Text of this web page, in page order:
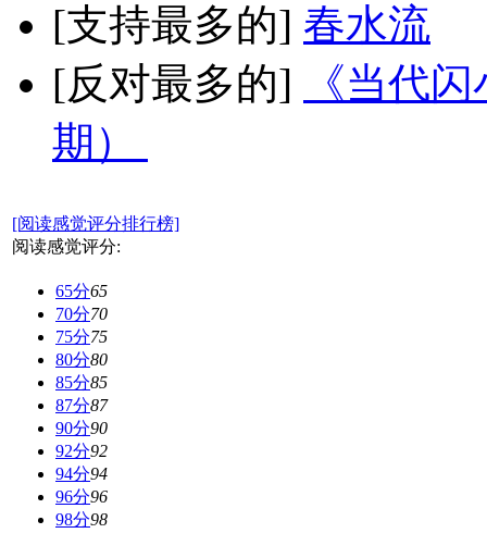
[支持最多的] 春水流
[反对最多的]
《当代
期）
[阅读感觉评分排行榜]
阅读感觉评分:
65分65
70分70
75分75
80分80
85分85
87分87
90分90
92分92
94分94
96分96
98分98